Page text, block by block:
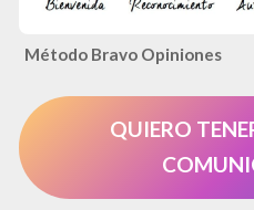
Método Bravo Opiniones
QUIERO